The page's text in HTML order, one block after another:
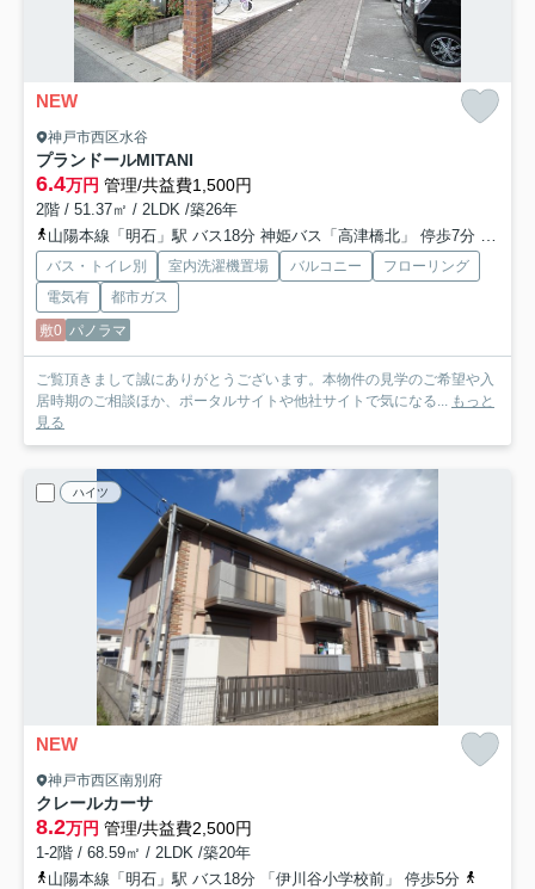
NEW
神戸市西区水谷
プランドールMITANI
6.4万円 管理/共益費1,500円
2階 / 51.37㎡ / 2LDK /築26年
山陽本線「明石」駅 バス18分 神姫バス「高津橋北」 停歩7分
バス・トイレ別 室内洗濯機置場 バルコニー
フローリング
電気有
都市ガス
敷0 パノラマ
ご覧頂きまして誠にありがとうございます。本物件の見学のご希望や入
居時期のご相談ほか、ポータルサイトや他社サイトで気になる...
もっと
見る
ハイツ
NEW
神戸市西区南別府
クレールカーサ
8.2万円 管理/共益費2,500円
1-2階 / 68.59㎡ / 2LDK /築20年
山陽本線「明石」駅 バス18分 「伊川谷小学校前」 停歩5分